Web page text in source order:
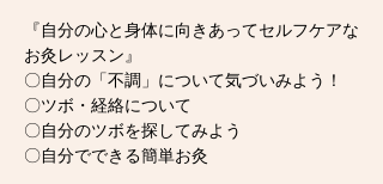
『自分の心と身体に向きあってセルフケアな
お灸レッスン』
〇自分の「不調」について気づいみよう！
〇ツボ・経絡について
〇自分のツボを探してみよう
〇自分でできる簡単お灸